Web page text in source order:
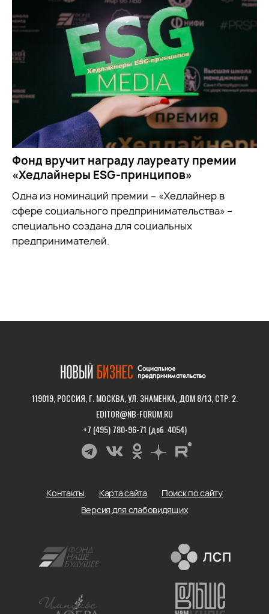
Фонд вручит награду лауреату премии
«Хедлайнеры ESG-принципов»
Одна из номинаций премии – «Хедлайнер в
сфере социального предпринимательства» –
специально создана для социальных
предпринимателей.
119019, РОССИЯ, Г. МОСКВА, УЛ. ЗНАМЕНКА, ДОМ 8/13, СТР. 2.
EDITOR@NB-FORUM.RU
+7 (495) 780-96-71 (доб. 4054)
Контакты Карта сайта
Поиск по сайту
Версия для слабовидящих